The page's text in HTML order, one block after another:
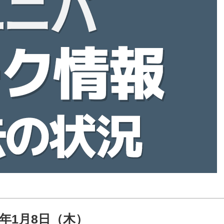
1月8日（木）